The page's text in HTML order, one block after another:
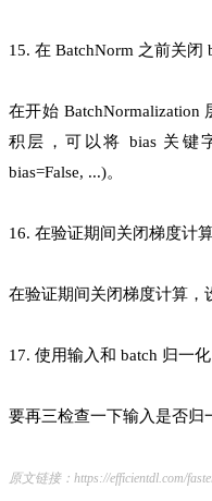
15. 在 BatchNorm 之前关闭
在开始 BatchNormalization
积层，可以将 bias 关键
bias=False, ...)。
16. 在验证期间关闭梯度计
在验证期间关闭梯度计算，
17. 使用输入和 batch 归一化
要再三检查一下输入是否归
原文链接：https://efficientdl.com/